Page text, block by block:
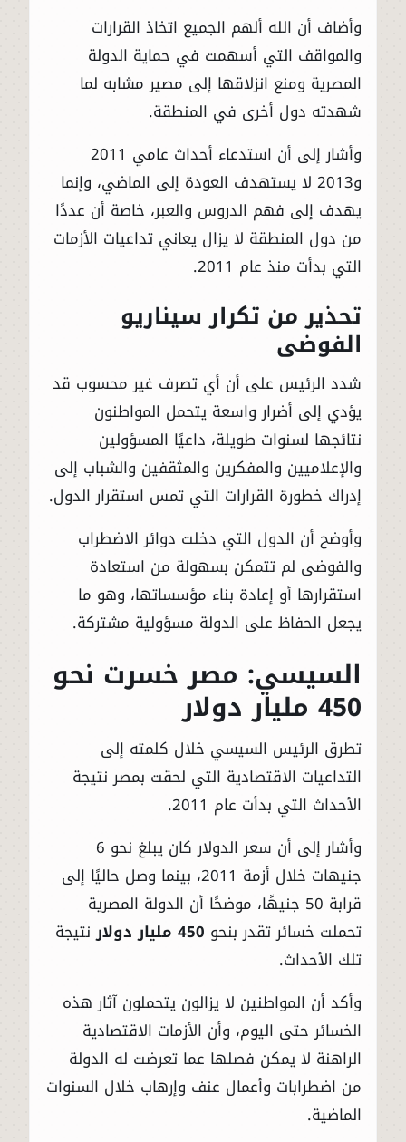
وأضاف أن الله ألهم الجميع اتخاذ القرارات
والمواقف التي أسهمت في حماية الدولة
المصرية ومنع انزلاقها إلى مصير مشابه لما
شهدته دول أخرى في المنطقة.
وأشار إلى أن استدعاء أحداث عامي 2011
و2013 لا يستهدف العودة إلى الماضي، وإنما
يهدف إلى فهم الدروس والعبر، خاصة أن عددًا
من دول المنطقة لا يزال يعاني تداعيات الأزمات
التي بدأت منذ عام 2011.
تحذير من تكرار سيناريو
الفوضى
شدد الرئيس على أن أي تصرف غير محسوب قد
يؤدي إلى أضرار واسعة يتحمل المواطنون
نتائجها لسنوات طويلة، داعيًا المسؤولين
والإعلاميين والمفكرين والمثقفين والشباب إلى
إدراك خطورة القرارات التي تمس استقرار الدول.
وأوضح أن الدول التي دخلت دوائر الاضطراب
والفوضى لم تتمكن بسهولة من استعادة
استقرارها أو إعادة بناء مؤسساتها، وهو ما
يجعل الحفاظ على الدولة مسؤولية مشتركة.
السيسي: مصر خسرت نحو
450 مليار دولار
تطرق الرئيس السيسي خلال كلمته إلى
التداعيات الاقتصادية التي لحقت بمصر نتيجة
الأحداث التي بدأت عام 2011.
وأشار إلى أن سعر الدولار كان يبلغ نحو 6
جنيهات خلال أزمة 2011، بينما وصل حاليًا إلى
قرابة 50 جنيهًا، موضحًا أن الدولة المصرية
تحملت خسائر تقدر بنحو 450 مليار دولار
نتيجة
تلك الأحداث.
وأكد أن المواطنين لا يزالون يتحملون آثار هذه
الخسائر حتى اليوم، وأن الأزمات الاقتصادية
الراهنة لا يمكن فصلها عما تعرضت له الدولة
من اضطرابات وأعمال عنف وإرهاب خلال السنوات
الماضية.